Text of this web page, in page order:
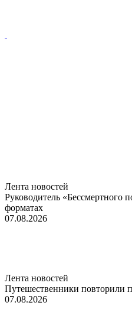
Лента новостей
Руководитель «Бессмертного
форматах
07.08.2026
Лента новостей
Путешественники повторили
07.08.2026